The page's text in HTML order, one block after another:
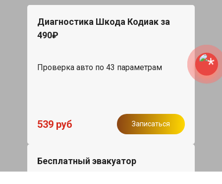
Диагностика Шкода Кодиак за
490₽
Проверка авто по 43 параметрам
539 руб Записаться
Бесплатный эвакуатор